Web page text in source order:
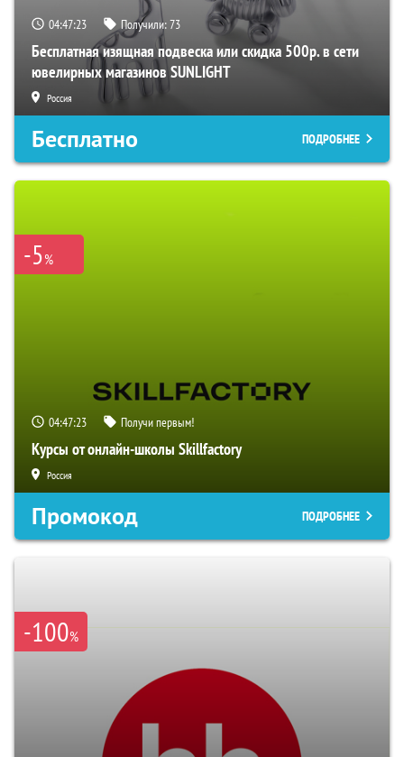
04:47:22 Получили:73
Бесплатная изящная подвеска или скидка 500р. в сети
ювелирных магазинов SUNLIGHT
Россия
Бесплатно ПОДРОБНЕЕ
-5%
04:47:22 Получи первым!
Курсы от онлайн-школы Skillfactory
Россия
Промокод ПОДРОБНЕЕ
-100%